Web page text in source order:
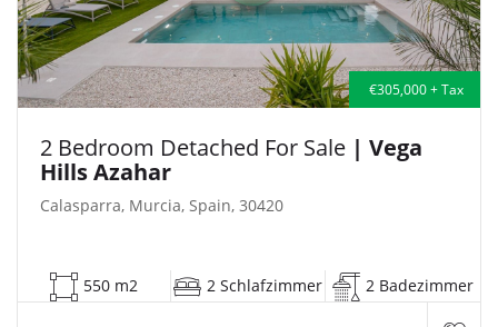
€305,000 + Tax
2 Bedroom Detached For Sale | Vega
Hills Azahar
Calasparra, Murcia, Spain, 30420
550 m2 2 Schlafzimmer 2 Badezimmer